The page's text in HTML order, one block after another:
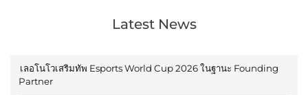
Latest News
เลอโนโวเสริมทัพ Esports World Cup 2026 ในฐานะ Founding
Partner